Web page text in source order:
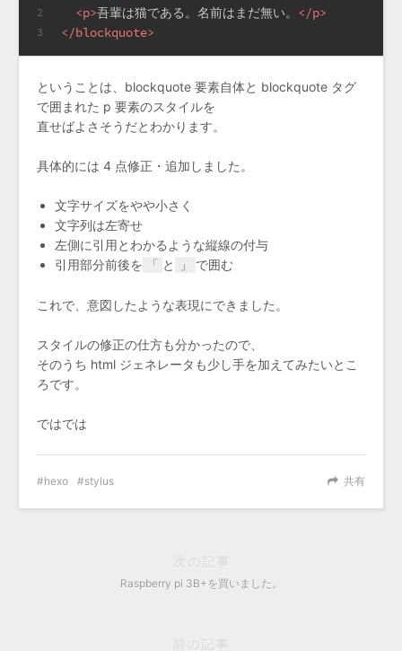
2
3
<p>吾輩は猫である。名前はまだ無い。 </p>
</blockquote>
ということは、blockquote 要素自体と blockquote タグ
で囲まれた p 要素のスタイルを
直せばよさそうだとわかります。
具体的には 4 点修正・追加しました。
文字サイズをやや小さく
文字列は左寄せ
左側に引用とわかるような縦線の付与
引用部分前後を
「 と 」 で囲む
これで、意図したような表現にできました。
スタイルの修正の仕方も分かったので、
そのうち html ジェネレータも少し手を加えてみたいとこ
ろです。
ではでは
共有
hexo stylus
次の記事
Raspberry pi 3B+を買いました。
前の記事